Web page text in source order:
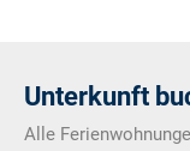
Unterkunft
Alle